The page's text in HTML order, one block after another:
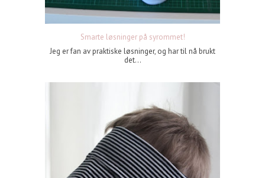
Smarte løsninger på syrommet!
Jeg er fan av praktiske løsninger, og har til nå brukt
det...